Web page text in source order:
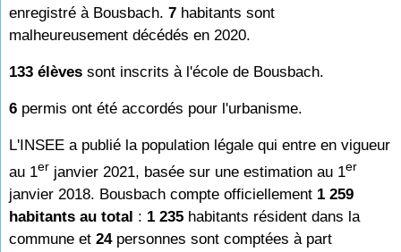
enregistré à Bousbach.7 habitants sont
malheureusement décédés en 2020.
133 élèves sont inscrits à l'école de Bousbach.
6 permis ont été accordés pour l'urbanisme.
L'INSEE a publié la population légale qui entre en vigueur
au 1er janvier 2021, basée sur une estimation au 1er
janvier 2018. Bousbach compte officiellement 1 259
habitants au total : 1 235 habitants résident dans la
commune et24personnes sont comptées à part